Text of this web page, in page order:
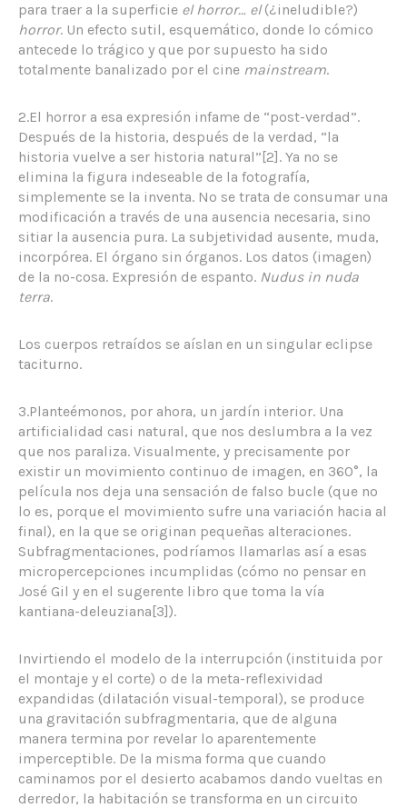
para traer a la superficie el horror… el(¿ineludible?)
horror. Un efecto sutil, esquemático, donde lo cómico
antecede lo trágico y que por supuesto ha sido
totalmente banalizado por el cine mainstream.
2.El horror a esa expresión infame de “post-verdad”.
Después de la historia, después de la verdad, “la
historia vuelve a ser historia natural”[2]. Ya no se
elimina la figura indeseable de la fotografía,
simplemente se la inventa. No se trata de consumar una
modificación a través de una ausencia necesaria, sino
sitiar la ausencia pura. La subjetividad ausente, muda,
incorpórea. El órgano sin órganos. Los datos (imagen)
de la no-cosa. Expresión de espanto. Nudus in nuda
terra.
Los cuerpos retraídos se aíslan en un singular eclipse
taciturno.
3.Planteémonos, por ahora, un jardín interior. Una
artificialidad casi natural, que nos deslumbra a la vez
que nos paraliza. Visualmente, y precisamente por
existir un movimiento continuo de imagen, en 360°, la
película nos deja una sensación de falso bucle (que no
lo es, porque el movimiento sufre una variación hacia al
final), en la que se originan pequeñas alteraciones.
Subfragmentaciones, podríamos llamarlas así a esas
micropercepciones incumplidas (cómo no pensar en
José Gil y en el sugerente libro que toma la vía
kantiana-deleuziana[3]).
Invirtiendo el modelo de la interrupción (instituida por
el montaje y el corte) o de la meta-reflexividad
expandidas (dilatación visual-temporal), se produce
una gravitación subfragmentaria, que de alguna
manera termina por revelar lo aparentemente
imperceptible. De la misma forma que cuando
caminamos por el desierto acabamos dando vueltas en
derredor, la habitación se transforma en un circuito